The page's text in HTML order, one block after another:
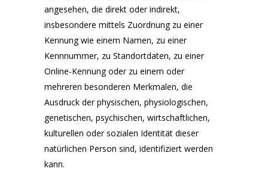
angesehen, die direkt oder indirekt,
insbesondere mittels Zuordnung zu einer
Kennung wie einem Namen, zu einer
Kennnummer, zu Standortdaten, zu einer
Online-Kennung oder zu einem oder
mehreren besonderen Merkmalen, die
Ausdruck der physischen, physiologischen,
genetischen, psychischen, wirtschaftlichen,
kulturellen oder sozialen Identität dieser
natürlichen Person sind, identifiziert werden
kann.